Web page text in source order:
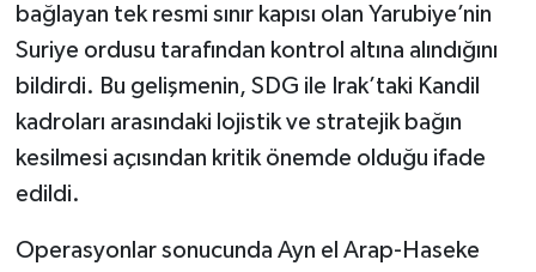
bağlayan tek resmi sınır kapısı olan Yarubiye’nin
Suriye ordusu tarafından kontrol altına alındığını
bildirdi. Bu gelişmenin, SDG ile Irak’taki Kandil
kadroları arasındaki lojistik ve stratejik bağın
kesilmesi açısından kritik önemde olduğu ifade
edildi.
Operasyonlar sonucunda Ayn el Arap-Haseke